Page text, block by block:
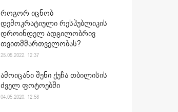
როგორ იცნობ
დემოკრატიული რესპუბლიკის
დროინდელ ადგილობრივ
თვითმმართველობას?
25.05.2022. 12:37
ამოიცანი შენი ქუჩა თბილისის
ძველ ფოტოებში
04.05.2020. 12:58